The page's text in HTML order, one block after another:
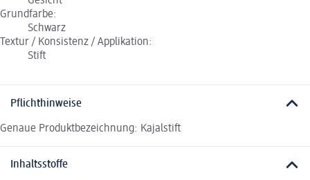
Grundfarbe:
Schwarz
Textur / Konsistenz / Applikation:
Stift
Pflichthinweise
Genaue Produktbezeichnung: Kajalstift
Inhaltsstoffe